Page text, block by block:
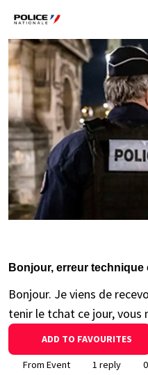
Bonjour, erreur technique
Bonjour. Je viens de
tenir le tchat ce jour, vous
ADD TO FAVOURITES
From Event 1 reply